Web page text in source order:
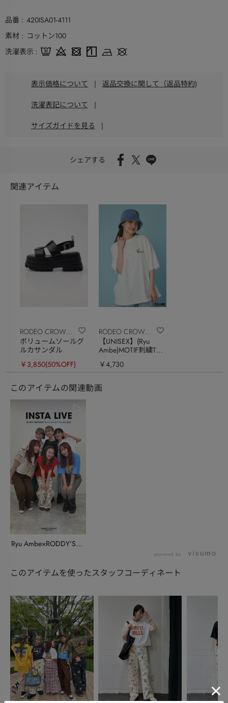
品番
420ISA01-4111
素材
コットン100
洗濯表示
表示価格について | 返品交換に関して（返品特約)
洗濯表記について |
サイズガイドを見る |
シェアする
関連アイテム
RODEO CROWNS
WIDE BOWL
ボリュームソールグ
ルカサンダル
￥3,850(50%OFF)
RODEO CROWNS
WIDE BOWL
【UNISEX】(Ryu
Ambe)MOTIF刺繍Tシ
￥4,730
このアイテムの関連動画
Ryu Ambe×RODDY'S
powered by
このアイテムを使ったスタッフコーディネート